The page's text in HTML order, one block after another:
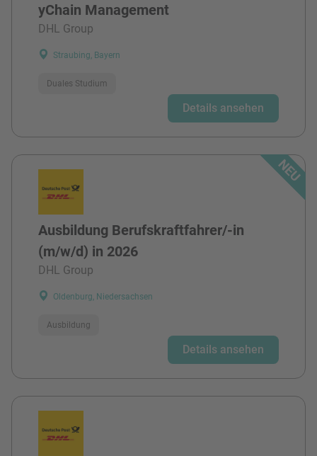
yChain Management
DHL Group
Straubing, Bayern
Duales Studium
Details ansehen
Ausbildung Berufskraftfahrer/-in
(m/w/d) in 2026
DHL Group
Oldenburg, Niedersachsen
Ausbildung
Details ansehen